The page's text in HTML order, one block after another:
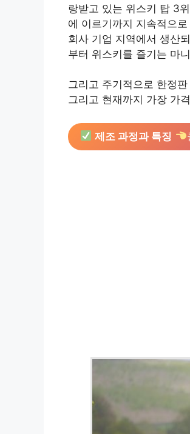
랑받고 있는 위스키 탑 3
에 이르기까지 지속적으
회사 기업 지역에서 생산
부터 위스키를 즐기는 마
그리고 주기적으로 한정
그리고 현재까지 가장 가
제조 과정과 특징